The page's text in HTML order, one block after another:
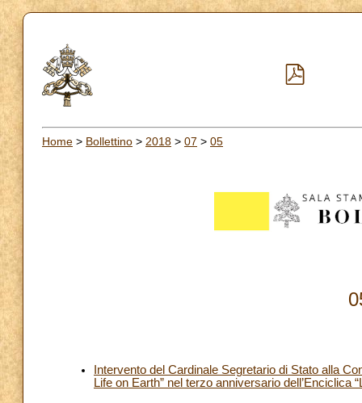
Home > Bollettino > 2018 > 07 > 05
Intervento del Cardinale Segretario di Stato alla
Life on Earth” nel terzo anniversario dell’Enciclica